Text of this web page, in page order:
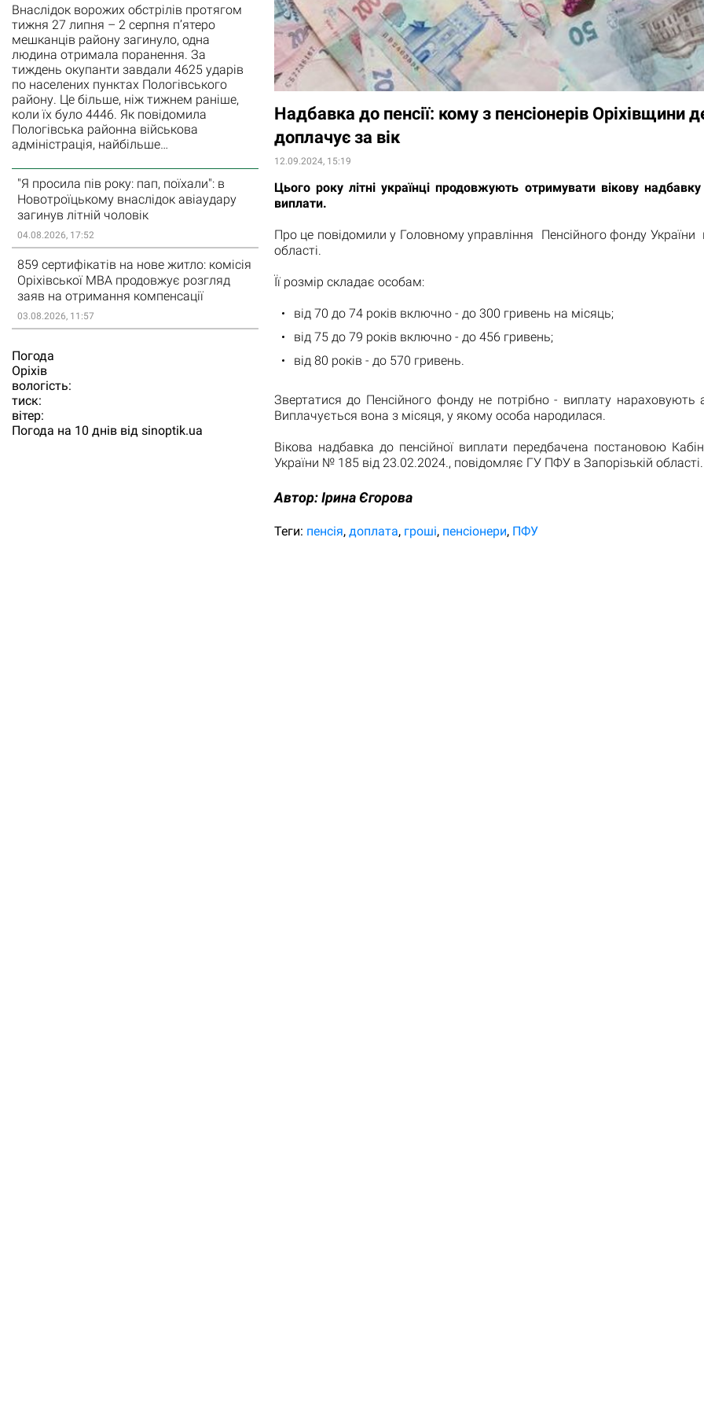
Внаслідок ворожих обстрілів протягом
тижня 27 липня – 2 серпня п’ятеро
мешканців району загинуло, одна
людина отримала поранення. За
тиждень окупанти завдали 4625 ударів
по населених пунктах Пологівського
району. Це більше, ніж тижнем раніше,
коли їх було 4446. Як повідомила
Пологівська районна військова
адміністрація, найбільше…
"Я просила пів року: пап, поїхали": в
Новотроїцькому внаслідок авіаудару
загинув літній чоловік
04.08.2026, 17:52
859 сертифікатів на нове житло: комісія
Оріхівської МВА продовжує розгляд
заяв на отримання компенсації
03.08.2026, 11:57
Погода
Орiхiв
вологість:
тиск:
вітер:
Погода на 10 днів від sinoptik.ua
Надбавка до пенсії: кому з пенсіонерів Оріхівщини
доплачує за вік
12.09.2024, 15:19
Цього року літні українці продовжують отримувати вікову надбавку
виплати.
Про це повідомили у Головному управління Пенсійного фонду України
області.
Її розмір складає особам:
від 70 до 74 років включно - до 300 гривень на місяць;
від 75 до 79 років включно - до 456 гривень;
від 80 років - до 570 гривень.
Звертатися до Пенсійного фонду не потрібно - виплату нараховують
Виплачується вона з місяця, у якому особа народилася.
Вікова надбавка до пенсійної виплати передбачена постановою
України № 185 від 23.02.2024., повідомляє ГУ ПФУ в Запорізькій області.
Автор:Ірина Єгорова
Теги: пенсія доплата гроші пенсіонери ПФУ